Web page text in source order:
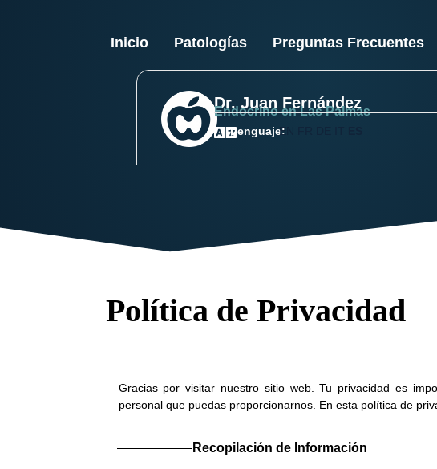
Inicio Patologías Preguntas Frecuentes
Dr. Juan Fernández
Endocrino en Las Palmas
Lenguaje:EN
Política de Privacidad
Gracias por visitar nuestro sitio web. Tu privacidad es
personal que puedas proporcionarnos. En esta política de
Recopilación de Información